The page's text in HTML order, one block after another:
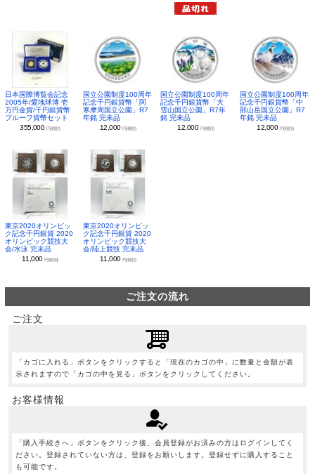
日本国際博覧会記念
2005年/愛地球博 壱
万円金貨/千円銀貨幣
プルーフ貨幣セット
355,000 円(税別)
国立公園制度100周年
記念千円銀貨幣「阿
寒摩周国立公園」R7
年銘 完未品
12,000 円(税別)
国立公園制度100周年
記念千円銀貨幣「大
雪山国立公園」R7年
銘 完未品
12,000 円(税別)
国立公園制度100周年
記念千円銀貨幣「中
部山岳国立公園」R7
年銘 完未品
12,000 円(税別)
東京2020オリンピッ
ク記念千円銀貨 2020
オリンピック競技大
会/水泳 完未品
11,000円(税別)
東京2020オリンピッ
ク記念千円銀貨 2020
オリンピック競技大
会/陸上競技 完未品
11,000 円(税別)
ご注文の流れ
ご注文
「カゴに入れる」ボタンをクリックすると「現在のカゴの中」に数量と金額が表
示されますので「カゴの中を見る」ボタンをクリックしてください。
お客様情報
「購入手続きへ」ボタンをクリック後、会員登録がお済みの方はログインしてく
ださい。登録されていない方は、登録をお願いします。登録せずに購入すること
も可能です。